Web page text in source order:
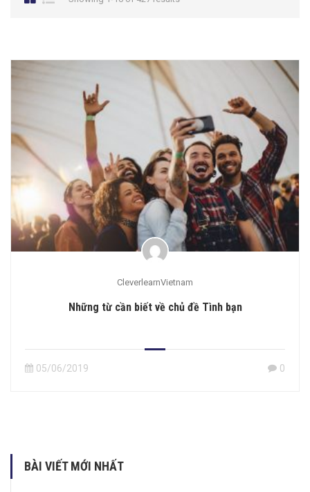
CleverlearnVietnam
Những từ cần biết về chủ đề Tình bạn
05/06/2019 0
BÀI VIẾT MỚI NHẤT